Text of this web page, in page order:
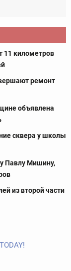
11 километров
ремонт
объявлена
сквера у школы
Павлу Мишину,
из второй части